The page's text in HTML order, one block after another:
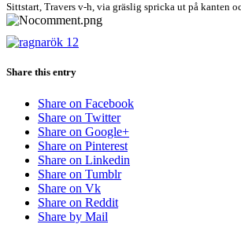
Sittstart, Travers v-h, via gräslig spricka ut på kanten
Share this entry
Share on Facebook
Share on Twitter
Share on Google+
Share on Pinterest
Share on Linkedin
Share on Tumblr
Share on Vk
Share on Reddit
Share by Mail